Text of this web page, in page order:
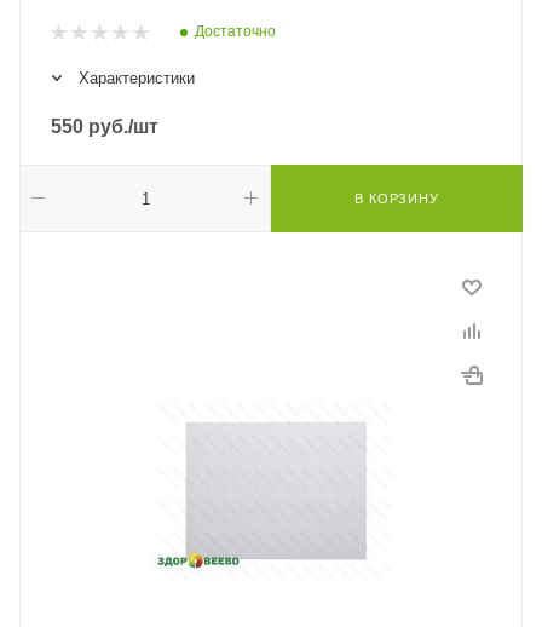
Достаточно
Характеристики
550 руб./шт
В КОРЗИНУ